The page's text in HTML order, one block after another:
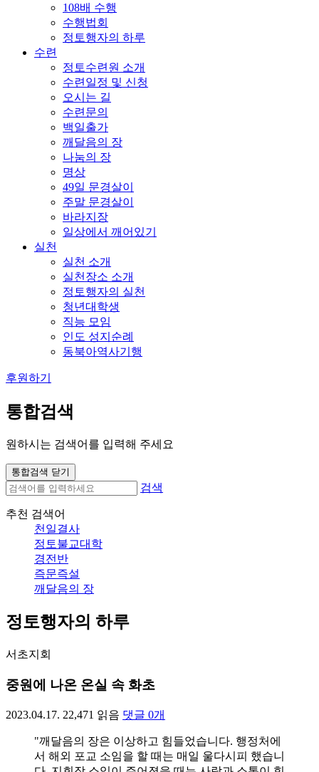
108배 수행
수행법회
정토행자의 하루
수련
정토수련원 소개
수련일정 및 신청
오시는 길
수련문의
백일출가
깨달음의 장
나눔의 장
명상
49일 문경살이
주말 문경살이
바라지장
일상에서 깨어있기
실천
실천 소개
실천장소 소개
정토행자의 실천
청년대학생
직능 모임
인도 성지순례
동북아역사기행
후원하기
통합검색
원하시는 검색어를 입력해 주세요
통합검색 닫기
검색
추천 검색어
천일결사
정토불교대학
경전반
즉문즉설
깨달음의 장
정토행자의 하루
서초지회
중원에 나온 온실 속 화초
2023.04.17. 22,471 읽음 댓글 0개
"깨달음의 장은 이상하고 힘들었습니다. 행정처에
서 해외 포교 소임을 할 때는 매일 울다시피 했습니